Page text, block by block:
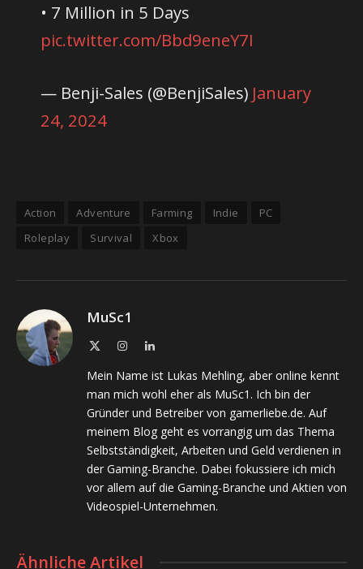
• 7 Million in 5 Days
pic.twitter.com/Bbd9eneY7I
— Benji-Sales (@BenjiSales) January
24, 2024
Action Adventure Farming Indie
PC
Roleplay
Survival Xbox
MuSc1
InstagramLinkedIn
Mein Name ist Lukas Mehling, aber online kennt
man mich wohl eher als MuSc1. Ich bin der
Gründer und Betreiber von gamerliebe.de. Auf
meinem Blog geht es vorrangig um das Thema
Selbstständigkeit, Arbeiten und Geld verdienen in
der Gaming-Branche. Dabei fokussiere ich mich
vor allem auf die Gaming-Branche und Aktien von
Videospiel-Unternehmen.
Ähnliche Artikel